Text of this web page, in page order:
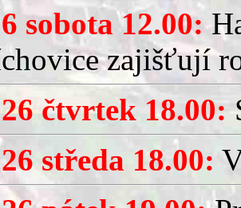
sobota 12.00:
zajišťují
čtvrtek 18.00:
středa 18.00: